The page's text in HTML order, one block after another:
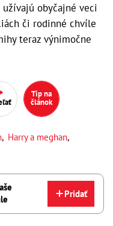
obyčajné veci
či rodinné chvíle
teraz výnimočne
Tip na
článok
, Harry a meghan,
Pridať